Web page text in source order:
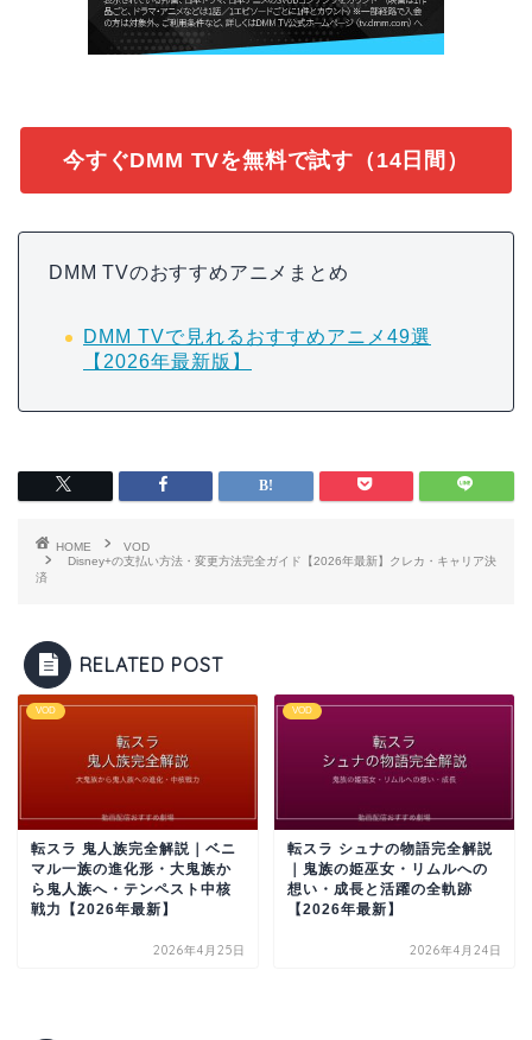
今すぐDMM TVを無料で試す（14日間）
DMM TVのおすすめアニメまとめ
DMM TVで見れるおすすめアニメ49選
【2026年最新版】
HOME
VOD
Disney+の支払い方法・変更方法完全ガイド【2026年最新】クレカ・キャリア決
済
RELATED POST
VOD
転スラ 鬼人族完全解説｜ベニ
マル一族の進化形・大鬼族か
ら鬼人族へ・テンペスト中核
戦力【2026年最新】
2026年4月25日
VOD
転スラ シュナの物語完全解説
｜鬼族の姫巫女・リムルへの
想い・成長と活躍の全軌跡
【2026年最新】
2026年4月24日